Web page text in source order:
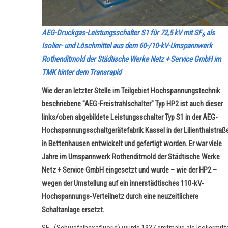
AEG-Druckgas-Leistungsschalter S1 für 72,5 kV mit SF6als
Isolier- und Löschmittel aus dem 60-/10-kV-Umspannwerk
Rothenditmold der Städtische Werke Netz + Service GmbH im
TMK hinter dem Transrapid
Wie der an letzter Stelle im Teilgebiet Hochspannungstechnik
beschriebene "AEG-Freistrahlschalter" Typ HP2 ist auch dieser
links/oben abgebildete Leistungsschalter Typ S1 in der AEG-
Hochspannungsschaltgerätefabrik Kassel in der
in Bettenhausen entwickelt und gefertigt worden. Er war viele
Jahre im Umspannwerk Rothenditmold der Städtische Werke
Netz + Service GmbH eingesetzt und wurde – wie der HP2 –
wegen der Umstellung auf ein innerstädtisches 110-kV-
Hochspannungs-Verteilnetz durch eine neuzeitlichere
Schaltanlage ersetzt.